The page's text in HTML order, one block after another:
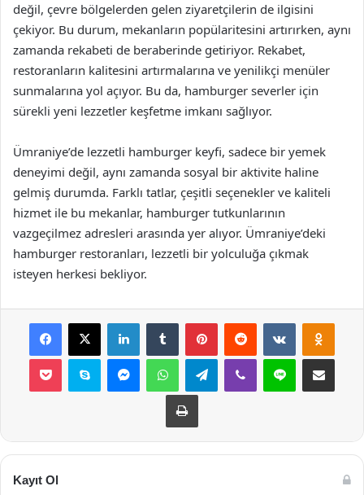
değil, çevre bölgelerden gelen ziyaretçilerin de ilgisini
çekiyor. Bu durum, mekanların popülaritesini artırırken, aynı
zamanda rekabeti de beraberinde getiriyor. Rekabet,
restoranların kalitesini artırmalarına ve yenilikçi menüler
sunmalarına yol açıyor. Bu da, hamburger severler için
sürekli yeni lezzetler keşfetme imkanı sağlıyor.
Ümraniye’de lezzetli hamburger keyfi, sadece bir yemek
deneyimi değil, aynı zamanda sosyal bir aktivite haline
gelmiş durumda. Farklı tatlar, çeşitli seçenekler ve kaliteli
hizmet ile bu mekanlar, hamburger tutkunlarının
vazgeçilmez adresleri arasında yer alıyor. Ümraniye’deki
hamburger restoranları, lezzetli bir yolculuğa çıkmak
isteyen herkesi bekliyor.
Facebook
X LinkedInTumblr PinterestReddit VKontakte
Pocket Skype MessengerWhatsAppTelegramViber Line E-Posta ile
Yazdır
Kayıt Ol